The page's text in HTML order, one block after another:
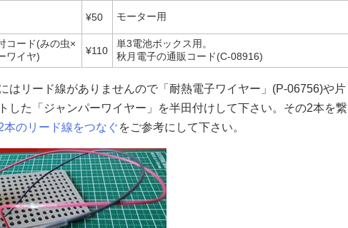
¥50 モーター用
コード(みの虫×
ワイヤ)
¥110
単3電池ボックス用。
秋月電子の通販コード(C-08916)
はリード線がありませんので「耐熱電子ワイヤー」(P-06756)や片
した「ジャンパーワイヤー」を半田付けして下さい。その2本を繋
本のリード線をつなぐをご参考にして下さい。